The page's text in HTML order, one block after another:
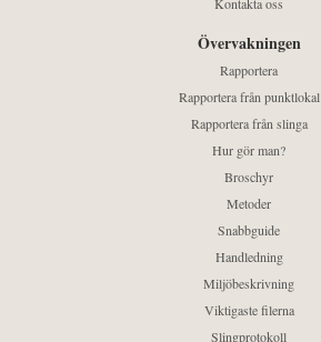
Övervakningen
Rapportera
Rapportera från punktlokal
Rapportera från slinga
Hur gör man?
Broschyr
Metoder
Snabbguide
Handledning
Miljöbeskrivning
Viktigaste filerna
Slingprotokoll